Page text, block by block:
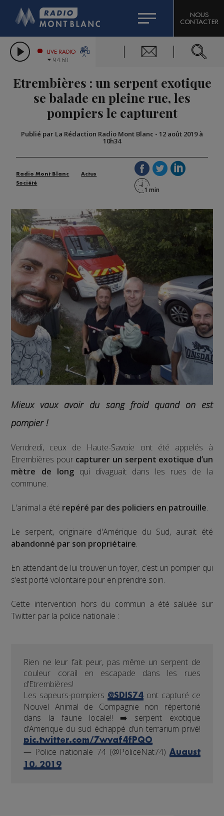
LES CHRONIQUES DE L'EXPERT
CITIZEN MACHINERY
GRAND MASSIF DOMAINES SKIABLES
BIGARD
COMPAGNIE DU MONT-BLANC
NOUS
CONTACTER
LIVE RADIO
94.60
Etrembières : un serpent exotique
se balade en pleine rue, les
pompiers le capturent
Publié par La Rédaction Radio Mont Blanc - 12 août 2019 à
10h34
Radio Mont Blanc
Actus
Société
Mieux vaux avoir du sang froid quand on est
pompier !
Vendredi, ceux de Haute-Savoie ont été appelés à
Etrembières pourcapturer un serpent exotique d’un
mètre de long qui divaguait dans les rues de la
commune.
L'animal a été repéré par des policiers en patrouille.
Le serpent, originaire d'Amérique du Sud, aurait été
abandonné par son propriétaire.
En attendant de lui trouver un foyer, c’est un pompier qui
s’est porté volontaire pour en prendre soin.
Cette intervention hors du commun a été saluée sur
Twitter par la police nationale :
Rien ne leur fait peur, pas même un serpent de
couleur corail en escapade dans les rues
d’Etrembières!
Les sapeurs-pompiers@SDIS74 ont capturé ce
Nouvel Animal de Compagnie non répertorié
dans la faune locale!! ➡️ serpent exotique
d’Amerique du sud échappé d’un terrarium privé!
pic.twitter.com/7wyaf4fPQO
— Police nationale 74 (@PoliceNat74) August
10, 2019